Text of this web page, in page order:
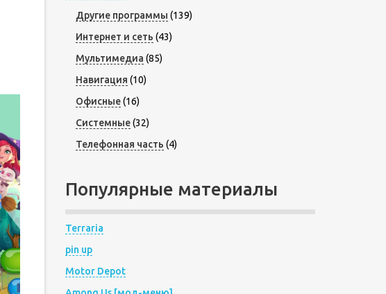
Другие программы (139)
Интернет и сеть (43)
Мультимедиа (85)
Навигация (10)
Офисные(16)
Системные(32)
Телефонная часть (4)
Популярные материалы
Terraria
pin up
Motor Depot